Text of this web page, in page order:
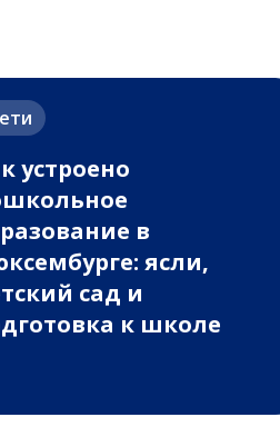
устроено
в
ясли,
сад и
к школе